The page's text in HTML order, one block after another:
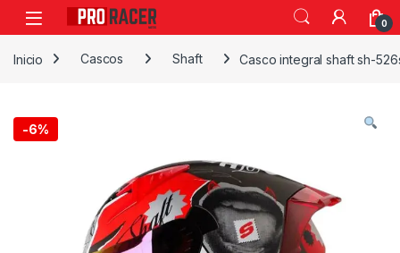
0
Inicio Cascos Shaft Casco integral shaft sh-
-6%